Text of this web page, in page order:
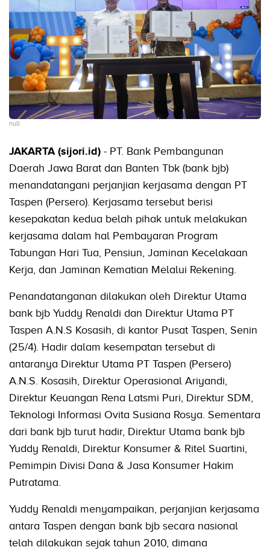
null
JAKARTA (sijori.id) - PT. Bank Pembangunan
Daerah Jawa Barat dan Banten Tbk (bank bjb)
menandatangani perjanjian kerjasama dengan PT
Taspen (Persero). Kerjasama tersebut berisi
kesepakatan kedua belah pihak untuk melakukan
kerjasama dalam hal Pembayaran Program
Tabungan Hari Tua, Pensiun, Jaminan Kecelakaan
Kerja, dan Jaminan Kematian Melalui Rekening.
Penandatanganan dilakukan oleh Direktur Utama
bank bjb Yuddy Renaldi dan Direktur Utama PT
Taspen A.N.S Kosasih, di kantor Pusat Taspen, Senin
(25/4). Hadir dalam kesempatan tersebut di
antaranya Direktur Utama PT Taspen (Persero)
A.N.S. Kosasih, Direktur Operasional Ariyandi,
Direktur Keuangan Rena Latsmi Puri, Direktur SDM,
Teknologi Informasi Ovita Susiana Rosya. Sementara
dari bank bjb turut hadir, Direktur Utama bank bjb
Yuddy Renaldi, Direktur Konsumer & Ritel Suartini,
Pemimpin Divisi Dana & Jasa Konsumer Hakim
Putratama.
Yuddy Renaldi menyampaikan, perjanjian kerjasama
antara Taspen dengan bank bjb secara nasional
telah dilakukan sejak tahun 2010, dimana